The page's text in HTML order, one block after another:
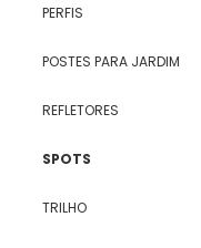
PERFIS
POSTES PARA JARDIM
REFLETORES
SPOTS
TRILHO